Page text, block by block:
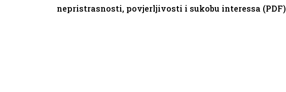
nepristrasnosti, povjerljivosti i sukobu interessa (PDF)